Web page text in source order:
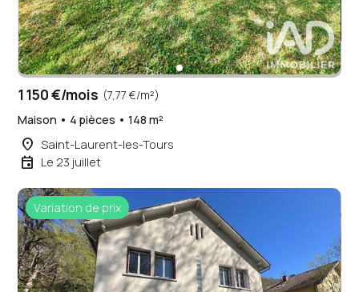
1 150 €/mois (7,77 €/m²)
Maison • 4 pièces • 148 m²
place Saint-Laurent-les-Tours
event Le 23 juillet
Variation de prix